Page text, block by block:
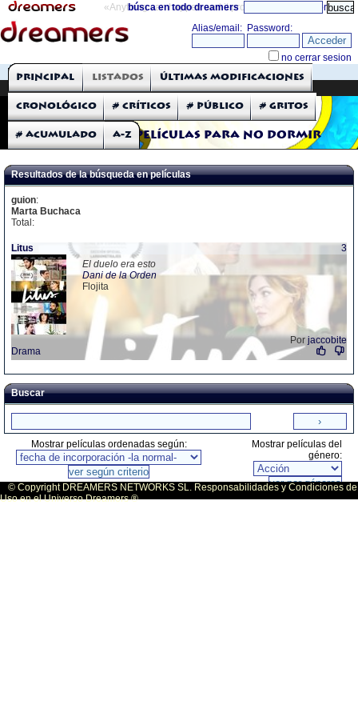
«Anything can happen and it probably will» directorio
búsca en todo dreamers
THE DREAMERS
Críticas: Películas
Películas para no dormir
Principal Listados Últimas modificaciones
Cronológico # Críticos # Público # Gritos
# Acumulado A-Z
Resultados de la búsqueda en películas
guion:
Marta Buchaca
Total:
Litus
3
El duelo era esto
Dani de la Orden
Flojita
Por jaccobite
Drama
Buscar
Mostrar películas ordenadas según:
Mostrar películas del
género:
© Copyright DREAMERS NETWORKS SL. Responsabilidades y Condiciones de
Uso en el Universo Dreamers ®